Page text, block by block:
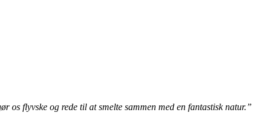
flyvske og rede til at smelte sammen med en fantastisk natur.”